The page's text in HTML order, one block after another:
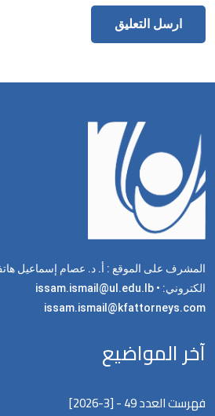
الكتروني: issam.ismail@ul.edu.lb •
issam.ismail@kfattorneys.com
آخر المواضيع
فهرست العدد 49 - [3-2026]